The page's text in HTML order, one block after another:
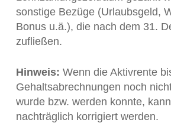
sonstige Bezüge (Urlaubsgeld,
Bonus u.ä.), die nach dem 31.
zufließen.
Hinweis: Wenn die Aktivrente
Gehaltsabrechnungen noch
wurde bzw. werden konnte,
nachträglich korrigiert werden.